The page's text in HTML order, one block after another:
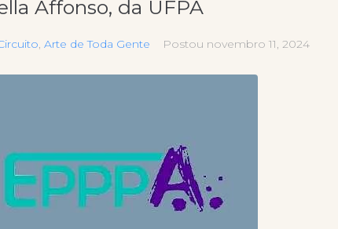
Affonso, da UFPA
, Arte de Toda Gente Postou novembro 11, 2024